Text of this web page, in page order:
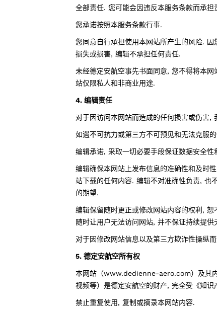
全部责任. 您可能会因违反本服务条款而承担
您承诺按照本服务条款行事.
您同意自行承担使用本网站所产生的风险.
损失或损害, 编辑不承担任何责任.
未经德定安航空事先书面同意, 您不得将本
站仅限私人和非商业用途.
4. 编辑责任
对于因访问本网站而造成的任何损害或伤害,
如遇不可抗力或第三方不可预见和无法克服
编辑承诺, 采取一切必要手段保证数据安全性
编辑确保本网站上发布信息的准确性和及时
站下载的任何内容. 编辑不对准确性负责, 也
的期望.
编辑保留随时更正或修改网站内容的权利,
随时让用户无法访问网站, 并不保证持续提供
对于因修改网站信息以及第三方欺诈性操纵
5. 德定安航空所有权
本网站（www.dedienne-aero.com）及其
视频等）是德定安航空的财产, 完全受《知
禁止重复使用, 复制或摘录本网站内容.